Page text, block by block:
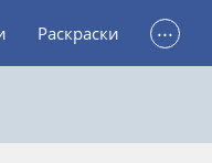
Раскраски ...